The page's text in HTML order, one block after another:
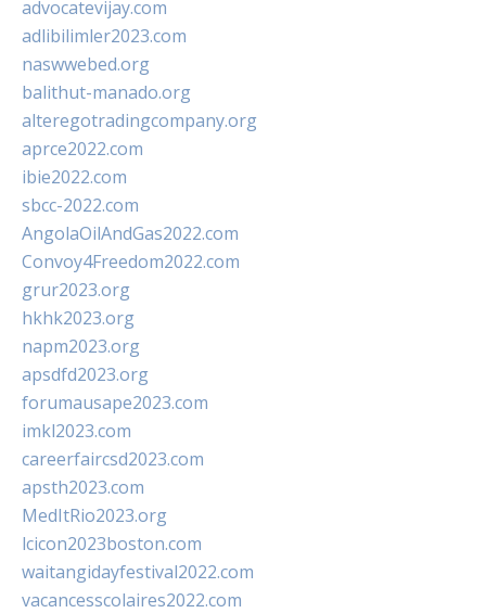
advocatevijay.com
adlibilimler2023.com
naswwebed.org
balithut-manado.org
alteregotradingcompany.org
aprce2022.com
ibie2022.com
sbcc-2022.com
AngolaOilAndGas2022.com
Convoy4Freedom2022.com
grur2023.org
hkhk2023.org
napm2023.org
apsdfd2023.org
forumausape2023.com
imkl2023.com
careerfaircsd2023.com
apsth2023.com
MedItRio2023.org
lcicon2023boston.com
waitangidayfestival2022.com
vacancesscolaires2022.com